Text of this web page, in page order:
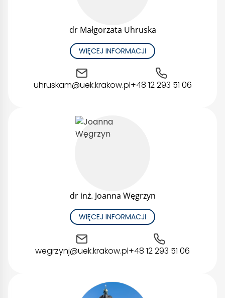
dr Małgorzata Uhruska
WIĘCEJ INFORMACJI
uhruskam@uek.krakow.pl+48 12 293 51 06
dr inż. Joanna Węgrzyn
WIĘCEJ INFORMACJI
wegrzynj@uek.krakow.pl+48 12 293 51 06